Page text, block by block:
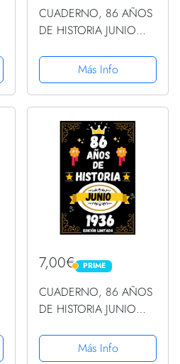
CUADERNO, 86 AÑOS
DE HISTORIA JUNIO
LIMITADA: Regalo de 86
cumpleaños para
mujeres y hombres,
cumpleaños... un
cumpleaños... ......
Más Info
7,00€ PRIME
PRIME
CUADERNO, 86 AÑOS
DE HISTORIA JUNIO
LIMITADA: Regalo de 86
cumpleaños para
Más Info